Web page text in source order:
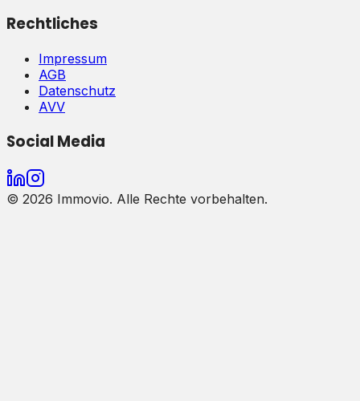
Rechtliches
Impressum
AGB
Datenschutz
AVV
Social Media
© 2026 Immovio. Alle Rechte vorbehalten.